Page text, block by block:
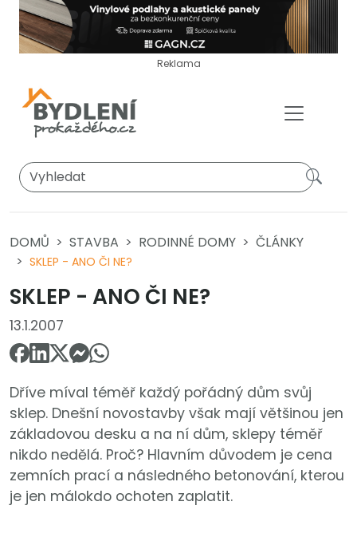
Reklama
DOMŮ STAVBA RODINNÉ DOMY ČLÁNKY
SKLEP - ANO ČI NE?
SKLEP - ANO ČI NE?
13.1.2007
Dříve míval téměř každý pořádný dům svůj
sklep. Dnešní novostavby však mají většinou jen
základovou desku a na ní dům, sklepy téměř
nikdo nedělá. Proč? Hlavním důvodem je cena
zemních prací a následného betonování, kterou
je jen málokdo ochoten zaplatit.